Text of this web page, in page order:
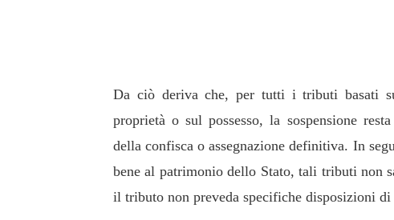
Da ciò deriva che, per tutti i tributi basati
proprietà o sul possesso, la sospensione
della confisca o assegnazione definitiva. In
bene al patrimonio dello Stato, tali tributi non
il tributo non preveda specifiche disposizioni di